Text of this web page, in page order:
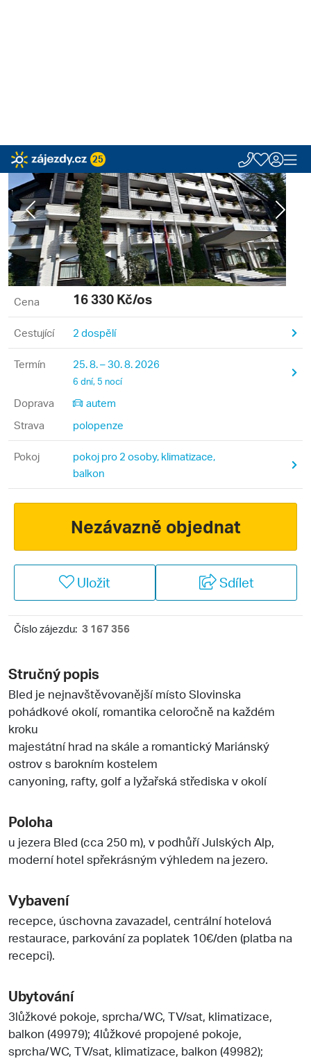
Previous Next
Cena 16 330 Kč/os
Cestující 2 dospělí
Termín 25. 8. – 30. 8. 2026
6 dní, 5 nocí
Doprava
autem
Strava
polopenze
Pokoj
pokoj pro 2 osoby, klimatizace,
balkon
Nezávazně objednat
Uložit Sdílet
Číslo zájezdu: 3 167 356
Stručný popis
Bled je nejnavštěvovanější místo Slovinska
pohádkové okolí, romantika celoročně na každém
kroku
majestátní hrad na skále a romantický Mariánský
ostrov s barokním kostelem
canyoning, rafty, golf a lyžařská střediska v okolí
Poloha
u jezera Bled (cca 250 m), v podhůří Julských Alp,
moderní hotel spřekrásným výhledem na jezero.
Vybavení
recepce, úschovna zavazadel, centrální hotelová
restaurace, parkování za poplatek 10€/den (platba na
recepci).
Ubytování
3lůžkové pokoje, sprcha/WC, TV/sat, klimatizace,
balkon (49979); 4lůžkové propojené pokoje,
sprcha/WC, TV/sat, klimatizace, balkon (49982);